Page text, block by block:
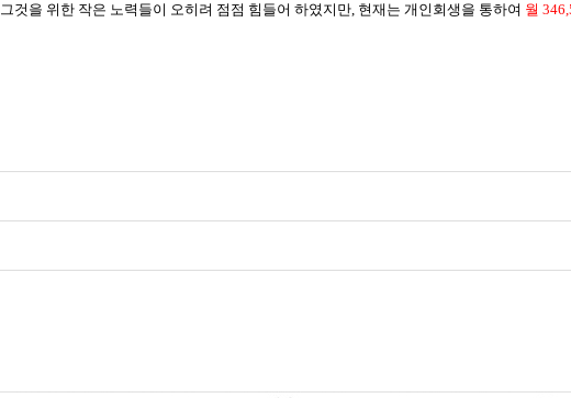
것을 위한 작은 노력들이 오히려 점점 힘들어 하였지만, 현재는 개인회생을 통하여 월